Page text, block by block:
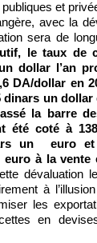
et
avec la
sera de
le taux de
dollar l’an
DA/dollar en
un dollar
la barre
été coté à
un euro
à la vente
dévaluation
à
les
en